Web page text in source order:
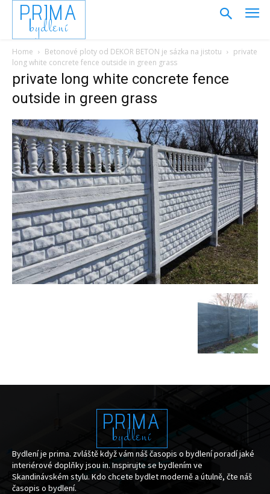
PRIMA
bydlení
Home Betonové ploty od DEKOR BETON je sázka na jistotu
private
long white concrete fence outside in green grass
private long white concrete fence
outside in green grass
PRIMA
bydlení
Bydlení je prima. zvláště když vám náš časopis o bydlení poradí jaké
interiérové doplňky jsou in. Inspirujte se bydlením ve
Skandinávském stylu. Kdo chcete bydlet moderně a útulně, čte náš
časopis o bydlení.